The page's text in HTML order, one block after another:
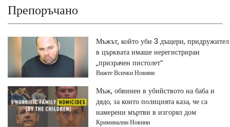
Препоръчано
Мъжът, който уби 3 дъщери, придружител
в църквата имаше нерегистриран
„призрачен пистолет“
Вижте Всички Новини
Мъж, обвинен в убийството на баба и
дядо, за които полицията каза, че са
намерени мъртви в изгорял дом
Криминални Новини